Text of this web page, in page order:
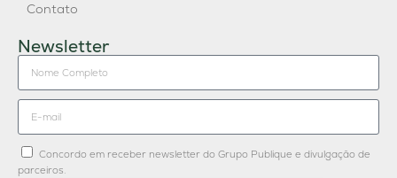
Contato
Newsletter
Concordo em receber newsletter do Grupo Publique e divulgação de
parceiros.